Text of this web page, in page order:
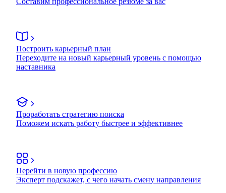
Построить карьерный план
Переходите на новый карьерный уровень с помощью
наставника
Проработать стратегию поиска
Поможем искать работу быстрее и эффективнее
Перейти в новую профессию
Эксперт подскажет, с чего начать смену направления